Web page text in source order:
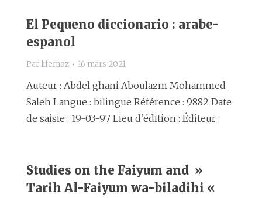
El Pequeno diccionario : arabe-
espanol
Par lifemoz 16 mars 2021
Auteur : Abdel ghani Aboulazm Mohammed
Saleh Langue : bilingue Référence : 9882 Date
de saisie : 19-03-97 Lieu d’édition : Éditeur :
Studies on the Faiyum and »
Tarih Al-Faiyum wa-biladihi «